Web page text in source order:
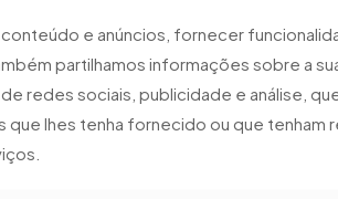
e anúncios, fornecer
partilhamos informações sobre a
redes sociais, publicidade e análise,
lhes tenha fornecido ou que tenham